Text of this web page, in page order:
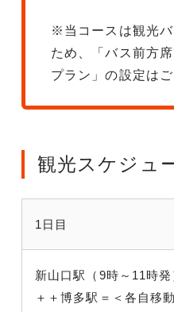
※当コースは観光
ため、「バス前方
プラン」の設定はご
観光スケジュ
1日目
新山口駅（9時～11時
＋＋博多駅＝＜各自移